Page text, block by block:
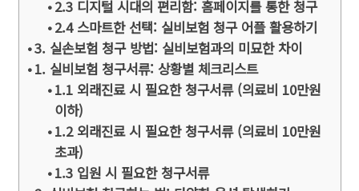
2.3 디지털 시대의 편리함: 홈페이지를 통한 청구
2.4 스마트한 선택: 실비보험 청구 어플 활용하기
3. 실손보험 청구 방법: 실비보험과의 미묘한 차이
1. 실비보험 청구서류: 상황별 체크리스트
1.1 외래진료 시 필요한 청구서류 (의료비 10만원
이하)
1.2 외래진료 시 필요한 청구서류 (의료비 10만원
초과)
1.3 입원 시 필요한 청구서류